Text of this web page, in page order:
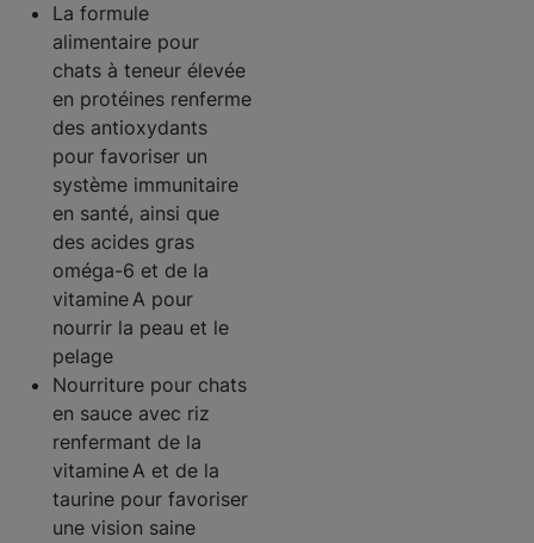
La formule
alimentaire pour
chats à teneur élevée
en protéines renferme
des antioxydants
pour favoriser un
système immunitaire
en santé, ainsi que
des acides gras
oméga-6 et de la
vitamine A pour
nourrir la peau et le
pelage
Nourriture pour chats
en sauce avec riz
renfermant de la
vitamine A et de la
taurine pour favoriser
une vision saine